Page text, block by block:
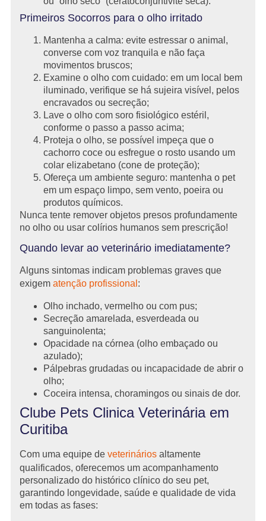
Primeiros Socorros para o olho irritado
Mantenha a calma: evite estressar o animal,
converse com voz tranquila e não faça
movimentos bruscos;
Examine o olho com cuidado: em um local bem
iluminado, verifique se há sujeira visível, pelos
encravados ou secreção;
Lave o olho com soro fisiológico estéril,
conforme o passo a passo acima;
Proteja o olho, se possível impeça que o
cachorro coce ou esfregue o rosto usando um
colar elizabetano (cone de proteção);
Ofereça um ambiente seguro: mantenha o pet
em um espaço limpo, sem vento, poeira ou
produtos químicos.
Nunca tente remover objetos presos profundamente
no olho ou usar colírios humanos sem prescrição!
Quando levar ao veterinário imediatamente?
Alguns sintomas indicam problemas graves que
exigem atenção profissional :
Olho inchado, vermelho ou com pus;
Secreção amarelada, esverdeada ou
sanguinolenta;
Opacidade na córnea (olho embaçado ou
azulado);
Pálpebras grudadas ou incapacidade de abrir o
olho;
Coceira intensa, choramingos ou sinais de dor.
Clube Pets Clinica Veterinária em
Curitiba
Com uma equipe de veterináriosaltamente
qualificados, oferecemos um acompanhamento
personalizado do histórico clínico do seu pet,
garantindo longevidade, saúde e qualidade de vida
em todas as fases: